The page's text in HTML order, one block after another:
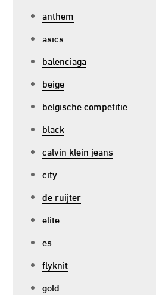
anthem
asics
balenciaga
beige
belgische competitie
black
calvin klein jeans
city
de ruijter
elite
es
flyknit
gold